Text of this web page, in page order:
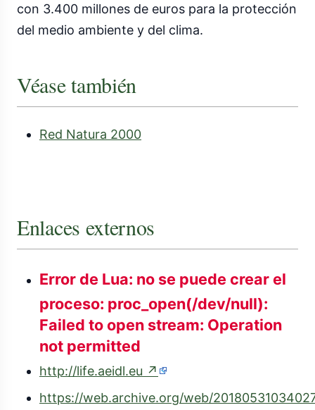
con 3.400 millones de euros para la protección
del medio ambiente y del clima.
Véase también
Red Natura 2000
Enlaces externos
Error de Lua: no se puede crear el
proceso: proc_open(/dev/null):
Failed to open stream: Operation
not permitted
http://life.aeidl.eu ↗ (enlace
externo)
https://web.archive.org/web/